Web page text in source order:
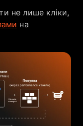
не лише кліки,
на